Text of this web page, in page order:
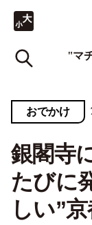
"マ
おでかけ
銀閣寺
たびに
しい”